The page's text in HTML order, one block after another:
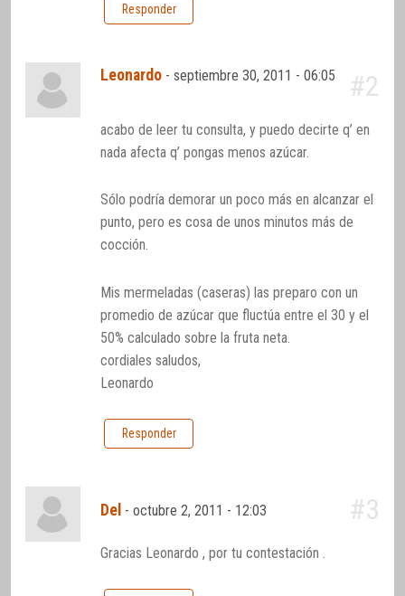
Responder
Leonardo -septiembre 30, 2011 - 06:05 #2
acabo de leer tu consulta, y puedo decirte q’ en
nada afecta q’ pongas menos azúcar.
Sólo podría demorar un poco más en alcanzar el
punto, pero es cosa de unos minutos más de
cocción.
Mis mermeladas (caseras) las preparo con un
promedio de azúcar que fluctúa entre el 30 y el
50% calculado sobre la fruta neta.
cordiales saludos,
Leonardo
Responder
Del -octubre 2, 2011 - 12:03 #3
Gracias Leonardo , por tu contestación .